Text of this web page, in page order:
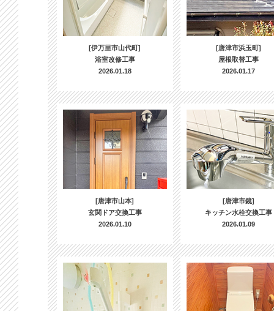
[伊万里市山代町]
浴室改修工事
2026.01.18
[唐津市浜玉町]
屋根取替工事
2026.01.17
[唐津市山本]
玄関ドア交換工事
2026.01.10
[唐津市鏡]
キッチン水栓交換工事
2026.01.09